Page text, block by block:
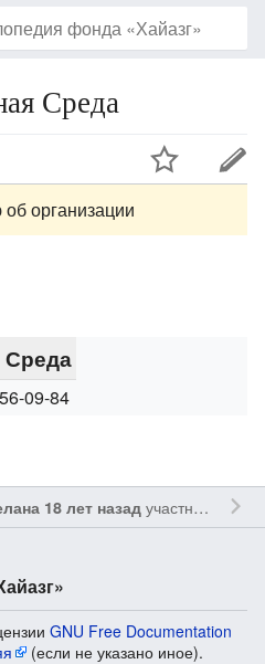
Среда
организации
Среда
09-84
18 лет назадучастником
GNU Free Documentation
(если не указано иное).